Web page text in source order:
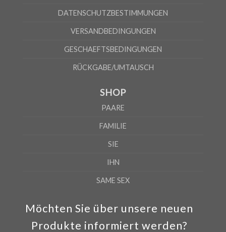
Möchten Sie über unsere neuen
Produkte informiert werden?
DATENSCHUTZBESTIMMUNGEN
VERSANDBEDINGUNGEN
GESCHAEFTSBEDINGUNGEN
RÜCKGABE/UMTAUSCH
SHOP
PAARE
FAMILIE
SIE
IHN
SAME SEX